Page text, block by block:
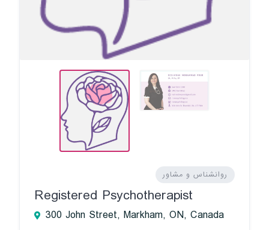
روانشناس و مشاور
Registered Psychotherapist
300 John Street, Markham, ON, Canada